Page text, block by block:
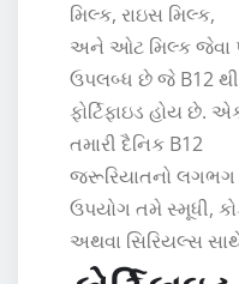
મિલ્ક, રાઇસ મિલ્ક,
અને ઓટ મિલ્ક જેવા
ઉપલબ્ધ છે જે B12 થી
ફોર્ટિફાઇડ હોય છે.
તમારી દૈનિક B12
જરૂરિયાતનો લગભગ
ઉપયોગ તમે સ્મૂધી,
અથવા સિરિયલ્સ